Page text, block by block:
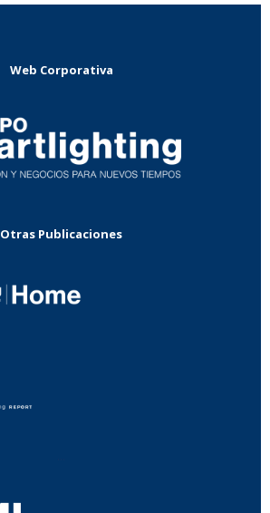
Web Corporativa
Otras Publicaciones